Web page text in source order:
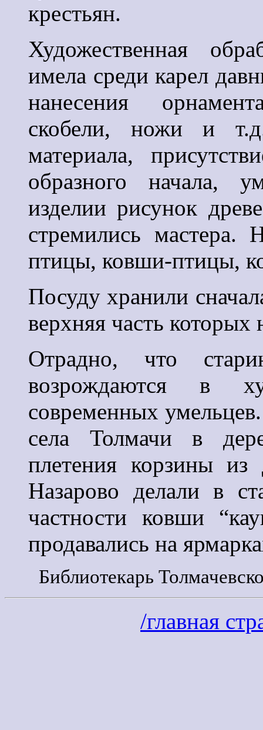
крестьян.
Художественная
имела среди карел
нанесения
скобели, ножи и
материала,
образного начала,
изделии рисунок
стремились
птицы, ковши-птицы,
Посуду хранили
верхняя часть
Отрадно, что
возрождаются в
современных
села Толмачи в
плетения корзины
Назарово делали в
частности ковши
продавались на
Библиотекарь
/главная